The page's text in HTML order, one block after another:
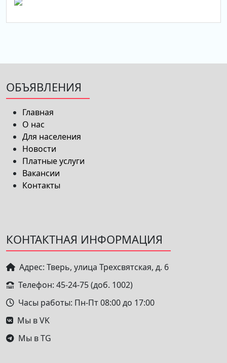
ОБЪЯВЛЕНИЯ
Главная
О нас
Для населения
Новости
Платные услуги
Вакансии
Контакты
КОНТАКТНАЯ ИНФОРМАЦИЯ
Адрес: Тверь, улица Трехсвятская, д. 6
Телефон: 45-24-75 (доб. 1002)
Часы работы: Пн-Пт 08:00 до 17:00
Мы в VK
Мы в TG